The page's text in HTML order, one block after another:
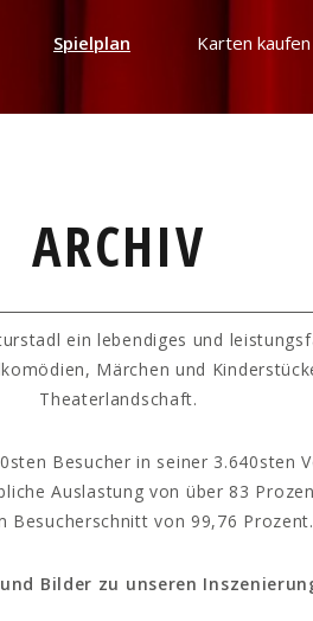
Spielplan Karten kaufen
ARCHIV
ein lebendiges und
Märchen und
Theaterlandschaft.
Besucher in seiner 3.640sten
Auslastung von über 83
Besucherschnitt von 99,76 Prozent.
Bilder zu unseren